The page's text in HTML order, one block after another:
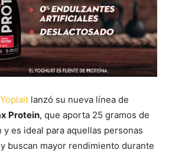
Yoplait lanzó su nueva línea de
Protein, que aporta 25 gramos de
es ideal para aquellas personas
buscan mayor rendimiento durante